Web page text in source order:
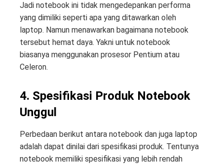
Jadi notebook ini tidak mengedepankan performa
yang dimiliki seperti apa yang ditawarkan oleh
laptop. Namun menawarkan bagaimana notebook
tersebut hemat daya. Yakni untuk notebook
biasanya menggunakan prosesor Pentium atau
Celeron.
4. Spesifikasi Produk Notebook
Unggul
Perbedaan berikut antara notebook dan juga laptop
adalah dapat dinilai dari spesifikasi produk. Tentunya
notebook memiliki spesifikasi yang lebih rendah